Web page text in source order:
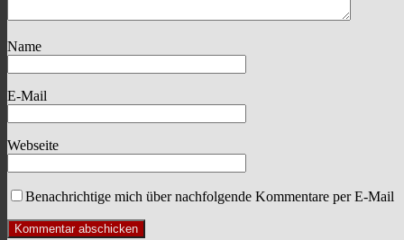
Name
E-Mail
Webseite
Benachrichtige mich über nachfolgende Kommentare per E-Mail